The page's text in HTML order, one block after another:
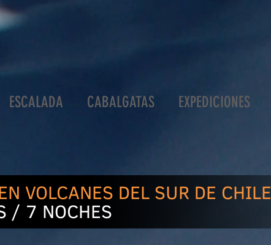
ESCALADA CABALGATAS EXPEDICIONES
VOLCANES DEL SUR DE CHILE
/ 7 NOCHES